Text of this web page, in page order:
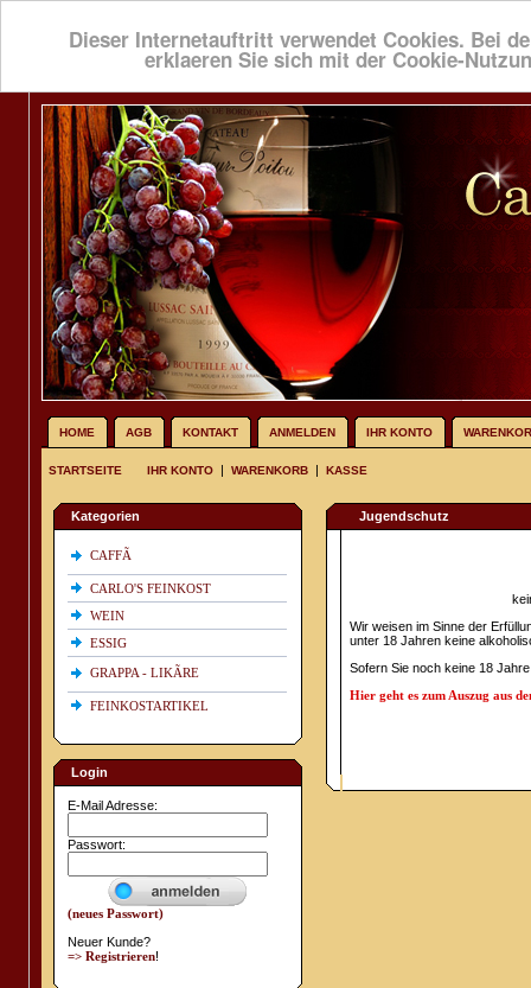
Dieser Internetauftritt verwendet Cookies. Bei
erklaeren Sie sich mit der Cookie-
HOME AGB KONTAKT ANMELDEN IHR KONTO
STARTSEITE IHR KONTO | WARENKORB | KASSE
Kategorien
CAFFÃ
CARLO'S FEINKOST
WEIN
ESSIG
GRAPPA - LIKÃRE
FEINKOSTARTIKEL
Login
E-Mail Adresse:
Passwort:
(neues Passwort)
Neuer Kunde?
=> Registrieren!
Jugendschutz
Wir weisen im Sinne der
unter 18 Jahren keine
Sofern Sie noch keine 18
Hier geht es zum Auszug aus